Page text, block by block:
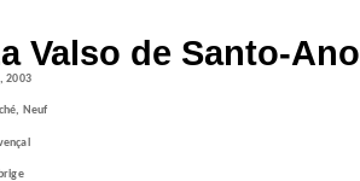
Valso de Santo-Ano
2003
Neuf